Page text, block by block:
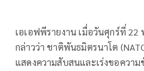
เอเอฟพีรายงาน เมื่อวันศุกร์ที่
กล่าวว่า ชาติพันธมิตรนาโต
แสดงความสับสนและเร่งขอความ